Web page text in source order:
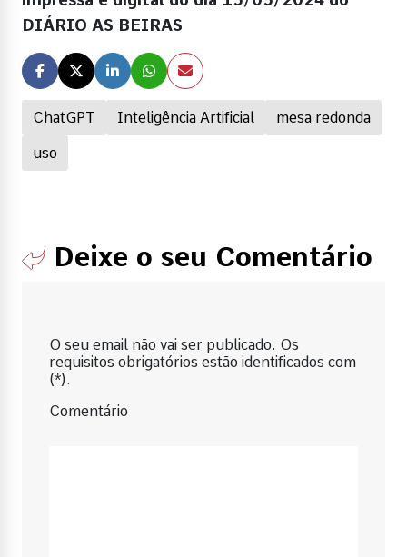
ChatGPT Inteligência Artificial mesa redonda
uso
DIÁRIO AS BEIRAS
Deixe o seu Comentário
O seu email não vai ser publicado. Os
requisitos obrigatórios estão identificados com
(*).
Comentário